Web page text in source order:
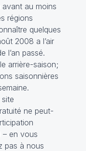
avant au moins
régions
quelques
2008 a l’air
l’an passé.
arrière-saison;
saisonnières
ne peut-
– en vous
pas à nous